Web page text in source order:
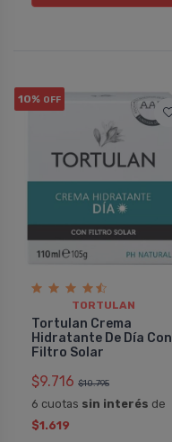
10% OFF
TORTULAN
Tortulan Crema
Hidratante De Dí­a Con
Filtro Solar
$9.716 $10.795
6 cuotas sin interés de
$1.619